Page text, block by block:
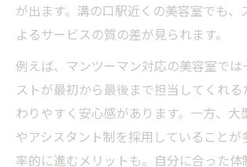
が出ます。溝の口駅近くの美容室でも、
よるサービスの質の差が見られます。
例えば、マンツーマン対応の美容室では
ストが最初から最後まで担当してくれ
わりやすく安心感があります。一方、大
やアシスタント制を採用していることが
率的に進むメリットも。自分に合った体